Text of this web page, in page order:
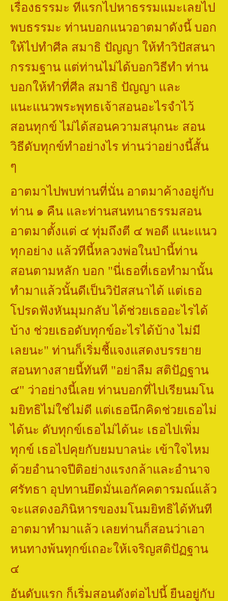
เรื่องธรรมะ ทีแรกไปหาธรรมแมะเลยไป
พบธรรมะ ท่านบอกแนวอาตมาดังนี้ บอก
ให้ไปทำศีล สมาธิ ปัญญา ให้ทำวิปัสสนา
กรรมฐาน แต่ท่านไม่ได้บอกวิธีทำ ท่าน
บอกให้ทำที่ศีล สมาธิ ปัญญา และ
แนะแนวพระพุทธเจ้าสอนอะไรจำไว้
สอนทุกข์ ไม่ได้สอนความสนุกนะ สอน
วิธีดับทุกข์ทำอย่างไร ท่านว่าอย่างนี้สั้น
ๆ
อาตมาไปพบท่านที่นั่น อาตมาค้างอยู่กับ
ท่าน ๑ คืน และท่านสนทนาธรรมสอน
อาตมาตั้งแต่ ๔ ทุ่มถึงตี ๔ พอดี แนะแนว
ทุกอย่าง แล้วทีนี้หลวงพ่อในป่านี้ท่าน
สอนตามหลัก บอก "นี่เธอที่เธอทำมานั้น
ทำมาแล้วนั้นดีเป็นวิปัสสนาได้ แต่เธอ
โปรดฟังหันมุมกลับ ได้ช่วยเธออะไรได้
บ้าง ช่วยเธอดับทุกข์อะไรได้บ้าง ไม่มี
เลยนะ" ท่านก็เริ่มชี้แจงแสดงบรรยาย
สอนทางสายนี้ทันที "อย่าลืม สติปัฏฐาน
๔" ว่าอย่างนี้เลย ท่านบอกที่ไปเรียนมโน
มยิทธิไม่ใช่ไม่ดี แต่เธอนึกคิดช่วยเธอไม่
ได้นะ ดับทุกข์เธอไม่ได้นะ เธอไปเพิ่ม
ทุกข์ เธอไปคุยกับยมบาลน่ะ เข้าใจไหม
ด้วยอำนาจปีติอย่างแรงกล้าและอำนาจ
ศรัทธา อุปทานยึดมั่นเอกัคคตารมณ์แล้ว
จะแสดงอภินิหารของมโนมยิทธิได้ทันที
อาตมาทำมาแล้ว เลยท่านก็สอนว่าเอา
หนทางพ้นทุกข์เถอะให้เจริญสติปัฏฐาน
๔
อันดับแรก ก็เริ่มสอนดังต่อไปนี้ ยืนอยู่กับ